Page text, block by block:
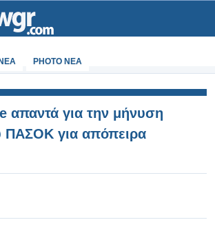
PHOTO NEA
απαντά για την μήνυση
ΠΑΣΟΚ για απόπειρα